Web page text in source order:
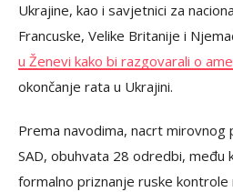
Ukrajine, kao i savjetnici za
Francuske, Velike Britanije i
u Ženevi kako bi razgovarali o
okončanje rata u Ukrajini.
Prema navodima, nacrt mirovnog
SAD, obuhvata 28 odredbi, među
formalno priznanje ruske kontrole